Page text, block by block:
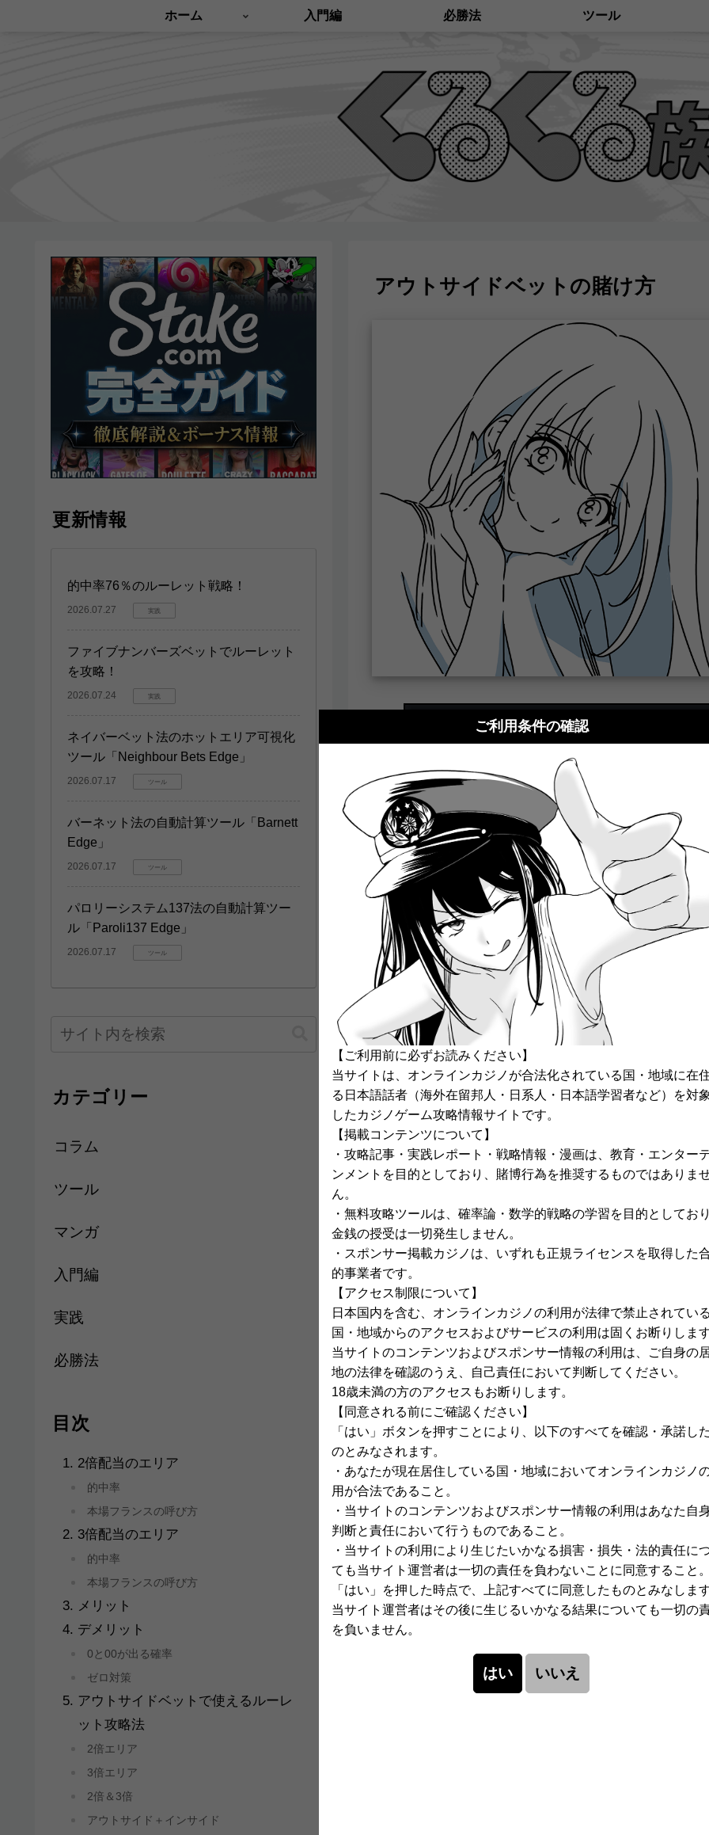
ホーム 入門編 必勝法 ツール
アウトサイドベットの賭け方
ハロー！ヤンキーヤンキー！
アウトサイドベットの賭け方について説明するね
数字を直接予想するのではなく、色や範囲などを
ルーレットの賭け方で一番有名な赤黒もアウトサ
配当はチップを張る位置によって変わってきます
2倍配当のエリア
「赤・黒」「Even・Odd」「1-18・19-36」の
更新情報
的中率76％のルーレット戦略！
2026.07.27 実践
ファイブナンバーズベットでルーレット
を攻略！
2026.07.24 実践
ネイバーベット法のホットエリア可視化
ツール「Neighbour Bets Edge」
2026.07.17 ツール
バーネット法の自動計算ツール「Barnett
Edge」
2026.07.17 ツール
パロリーシステム137法の自動計算ツー
ル「Paroli137 Edge」
2026.07.17 ツール
カテゴリー
コラム
ツール
マンガ
入門編
実践
必勝法
目次
2倍配当のエリア
的中率
本場フランスの呼び方
3倍配当のエリア
的中率
本場フランスの呼び方
メリット
デメリット
0と00が出る確率
ゼロ対策
アウトサイドベットで使えるルーレ
ット攻略法
2倍エリア
3倍エリア
2倍＆3倍
アウトサイド＋インサイド
ご利用条件の確認
【ご利用前に必ずお読みください】
当サイトは、オンラインカジノが合法化されている国・地域に在
る日本語話者（海外在留邦人・日系人・日本語学習者など）を対
したカジノゲーム攻略情報サイトです。
【掲載コンテンツについて】
・攻略記事・実践レポート・戦略情報・漫画は、教育・エンター
ンメントを目的としており、賭博行為を推奨するものではありま
ん。
・無料攻略ツールは、確率論・数学的戦略の学習を目的としてお
金銭の授受は一切発生しません。
・スポンサー掲載カジノは、いずれも正規ライセンスを取得した
的事業者です。
【アクセス制限について】
日本国内を含む、オンラインカジノの利用が法律で禁止されてい
国・地域からのアクセスおよびサービスの利用は固くお断りしま
当サイトのコンテンツおよびスポンサー情報の利用は、ご自身の
地の法律を確認のうえ、自己責任において判断してください。
18歳未満の方のアクセスもお断りします。
【同意される前にご確認ください】
「はい」ボタンを押すことにより、以下のすべてを確認・承諾し
のとみなされます。
・あなたが現在居住している国・地域においてオンラインカジノ
用が合法であること。
・当サイトのコンテンツおよびスポンサー情報の利用はあなた自
判断と責任において行うものであること。
・当サイトの利用により生じたいかなる損害・損失・法的責任に
ても当サイト運営者は一切の責任を負わないことに同意すること
「はい」を押した時点で、上記すべてに同意したものとみなしま
当サイト運営者はその後に生じるいかなる結果についても一切の
を負いません。